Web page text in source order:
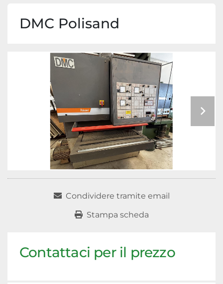
DMC Polisand
Condividere tramite email
Stampa scheda
Contattaci per il prezzo